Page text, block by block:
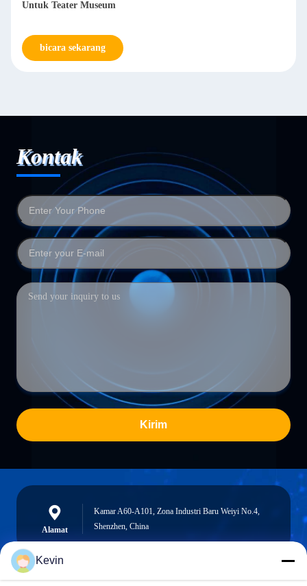
Untuk Teater Museum
bicara sekarang
Kontak
Kirim
Alamat
Kamar A60-A101, Zona Industri Baru Weiyi No.4,
Shenzhen, China
Kevin